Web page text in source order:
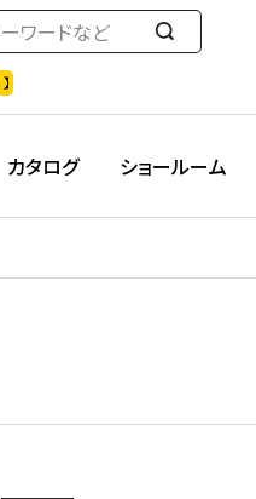
検
す
カタログ ショールーム